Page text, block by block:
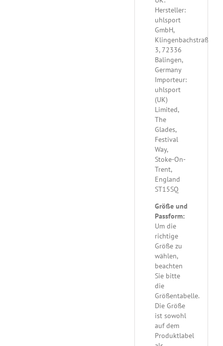
Hersteller:
uhlsport
GmbH,
Klingenbachstraße
3, 72336
Balingen,
Germany
Importeur:
uhlsport
(UK)
Limited,
The
Glades,
Festival
Way,
Stoke-On-
Trent,
England
ST15SQ
Größe und
Passform:
Um die
richtige
Größe zu
wählen,
beachten
Sie bitte
die
Größentabelle.
Die Größe
ist sowohl
auf dem
Produktlabel